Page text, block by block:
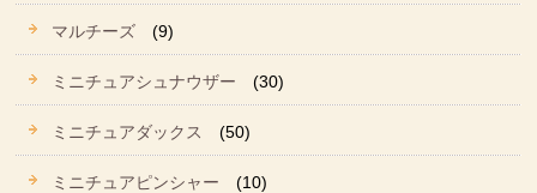
マルチーズ (9)
ミニチュアシュナウザー (30)
ミニチュアダックス (50)
ミニチュアピンシャー (10)